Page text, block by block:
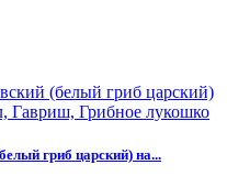
гриб царский) на...